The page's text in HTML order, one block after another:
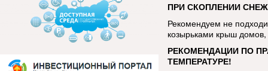
ПРИ СКОПЛЕНИИ
Рекомендуем не
козырьками крыш домов,
РЕКОМЕНДАЦИИ ПО
ТЕМПЕРАТУРЕ!